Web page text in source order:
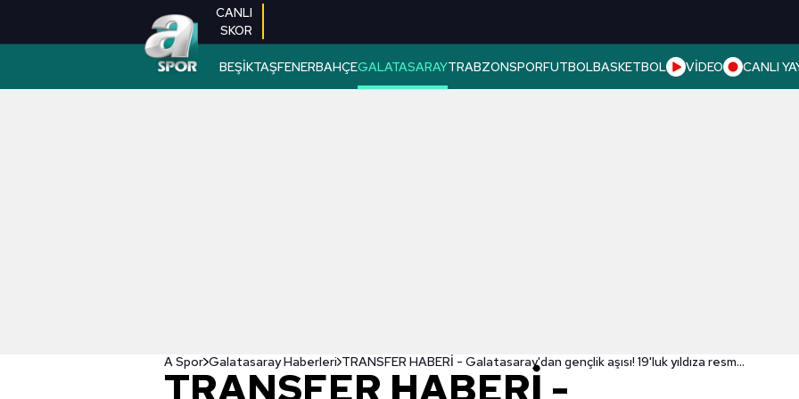
CANLI
SKOR
BEŞİKTAŞFENERBAHÇEGALATASARAYTRABZONSPORFUTBOLBASKETBOL VİDEO CANLI
A Spor Galatasaray Haberleri TRANSFER HABERİ - Galatasaray'dan gençlik aşısı! 19'luk yıldıza resmi teklif
TRANSFER HABERİ -